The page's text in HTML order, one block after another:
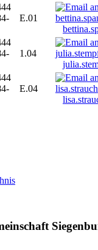
E.01
1.04
E.04